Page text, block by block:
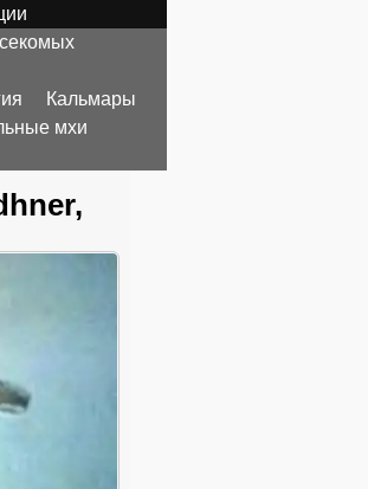
Кальмары
мхи